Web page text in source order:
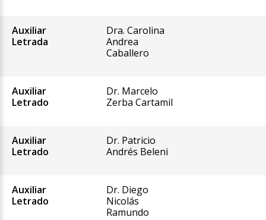
Auxiliar
Letrada
Dra. Carolina
Andrea
Caballero
Auxiliar
Letrado
Dr. Marcelo
Zerba Cartamil
Auxiliar
Letrado
Dr. Patricio
Andrés Beleni
Auxiliar
Letrado
Dr. Diego
Nicolás
Ramundo